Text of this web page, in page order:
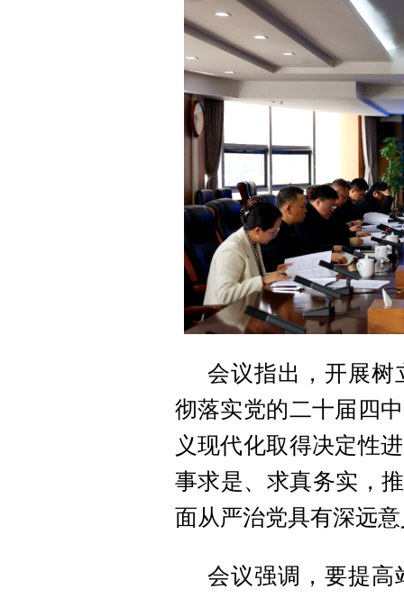
会议指出，开展树
彻落实党的二十届四
义现代化取得决定性
事求是、求真务实，
面从严治党具有深远
会议强调，要提高